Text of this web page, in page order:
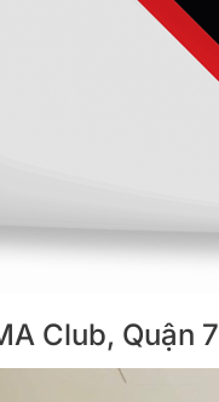
Club, Quận 7